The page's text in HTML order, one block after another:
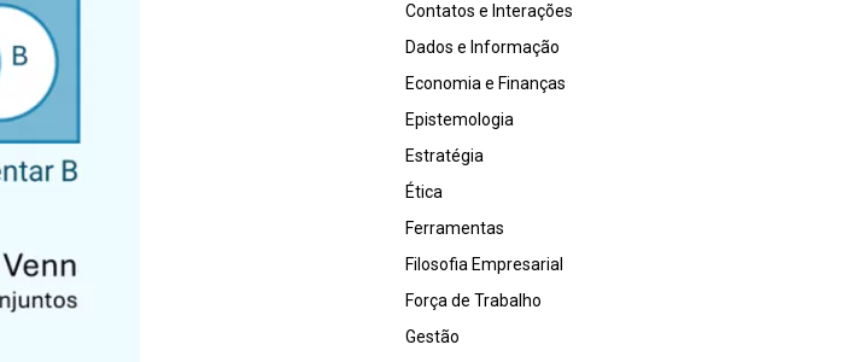
Contatos e Interações
Dados e Informação
Economia e Finanças
Epistemologia
Estratégia
Ética
Ferramentas
Filosofia Empresarial
Força de Trabalho
Gestão